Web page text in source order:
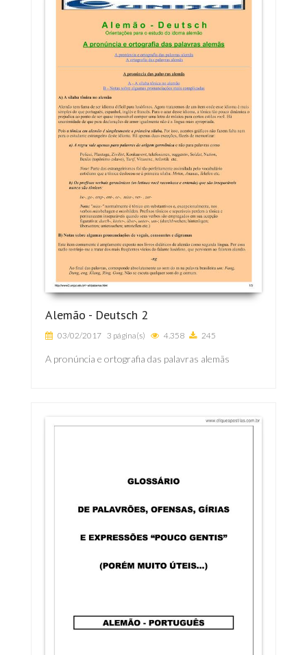
Alemão ­- Deutsch 2
03/02/2017 3 página(s) 4.358 245
A pronúncia e ortografia das palavras alemãs